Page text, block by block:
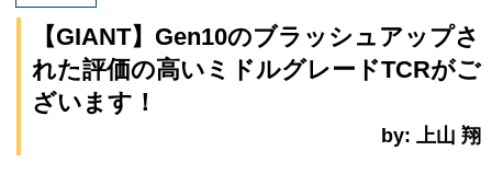
【GIANT】Gen10のブラッシュアップさ
れた評価の高いミドルグレードTCRがご
ざいます！
by: 上山 翔